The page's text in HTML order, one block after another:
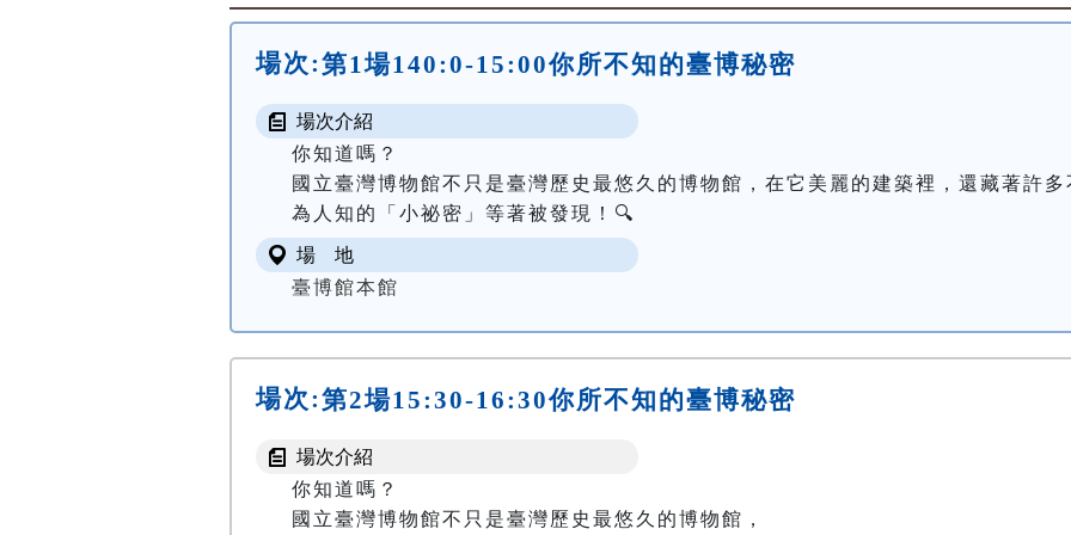
場次:第1場140:0-15:00你所不知的臺博秘密
場次介紹
你知道嗎？
國立臺灣博物館不只是臺灣歷史最悠久的博物館，在它美麗的建築裡，還藏著許多
為人知的「小祕密」等著被發現！🔍
場 地
臺博館本館
場次:第2場15:30-16:30你所不知的臺博秘密
場次介紹
你知道嗎？
國立臺灣博物館不只是臺灣歷史最悠久的博物館，